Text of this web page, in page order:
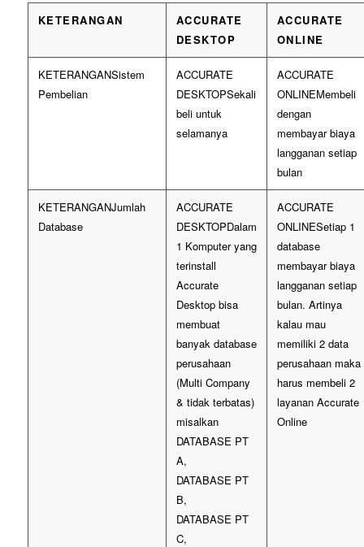
KETERANGAN
ACCURATE
DESKTOP
ACCURATE
ONLINE
Sistem
Pembelian
Sekali
beli untuk
selamanya
Membeli
dengan
membayar biaya
langganan setiap
bulan
Jumlah
Database
Dalam
1 Komputer yang
terinstall
Accurate
Desktop bisa
membuat
banyak database
perusahaan
(Multi Company
& tidak terbatas)
misalkan
DATABASE PT
A,
DATABASE PT
B,
DATABASE PT
C,
Setiap 1
database
membayar biaya
langganan setiap
bulan. Artinya
kalau mau
memiliki 2 data
perusahaan maka
harus membeli 2
layanan Accurate
Online